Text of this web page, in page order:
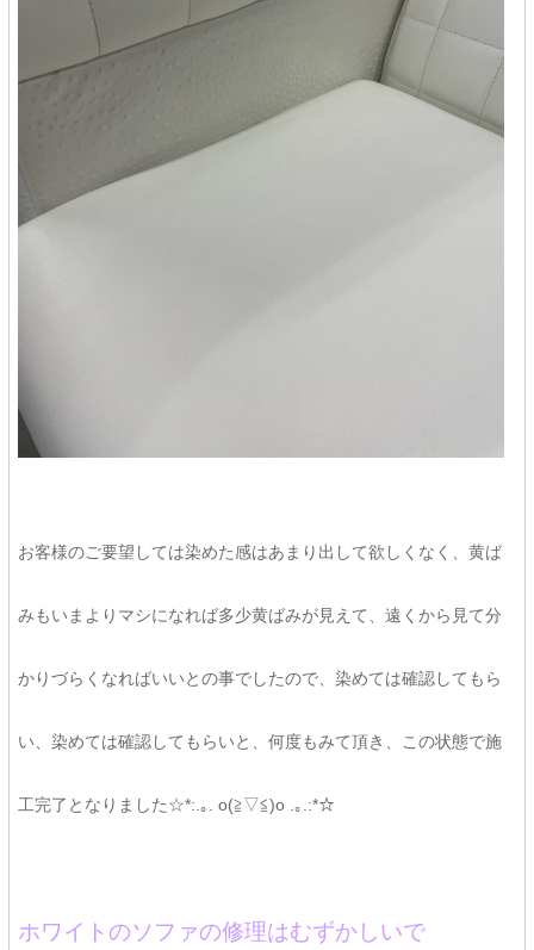
お客様のご要望しては染めた感はあまり出して欲しくなく、黄ば
みもいまよりマシになれば多少黄ばみが見えて、遠くから見て分
かりづらくなればいいとの事でしたので、染めては確認してもら
い、染めては確認してもらいと、何度もみて頂き、この状態で施
工完了となりました☆*:.｡. o(≧▽≦)o .｡.:*☆
ホワイトのソファの修理はむずかしいで